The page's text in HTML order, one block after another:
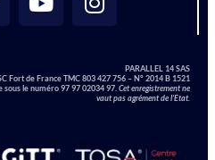
PARALLEL 14 SAS
Fort de France TMC 803 427 756 – N° 2014 B 1521
le numéro 97 97 02034 97. Cet enregistrement ne
vaut pas agrément de l’Etat.